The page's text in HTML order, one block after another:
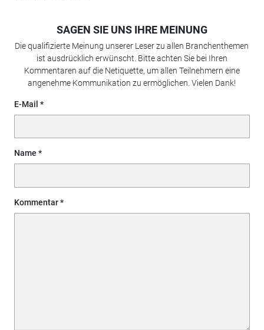
SAGEN SIE UNS IHRE MEINUNG
Die qualifizierte Meinung unserer Leser zu allen Branchenthemen
ist ausdrücklich erwünscht. Bitte achten Sie bei Ihren
Kommentaren auf die Netiquette, um allen Teilnehmern eine
angenehme Kommunikation zu ermöglichen. Vielen Dank!
E-Mail
Name
Kommentar